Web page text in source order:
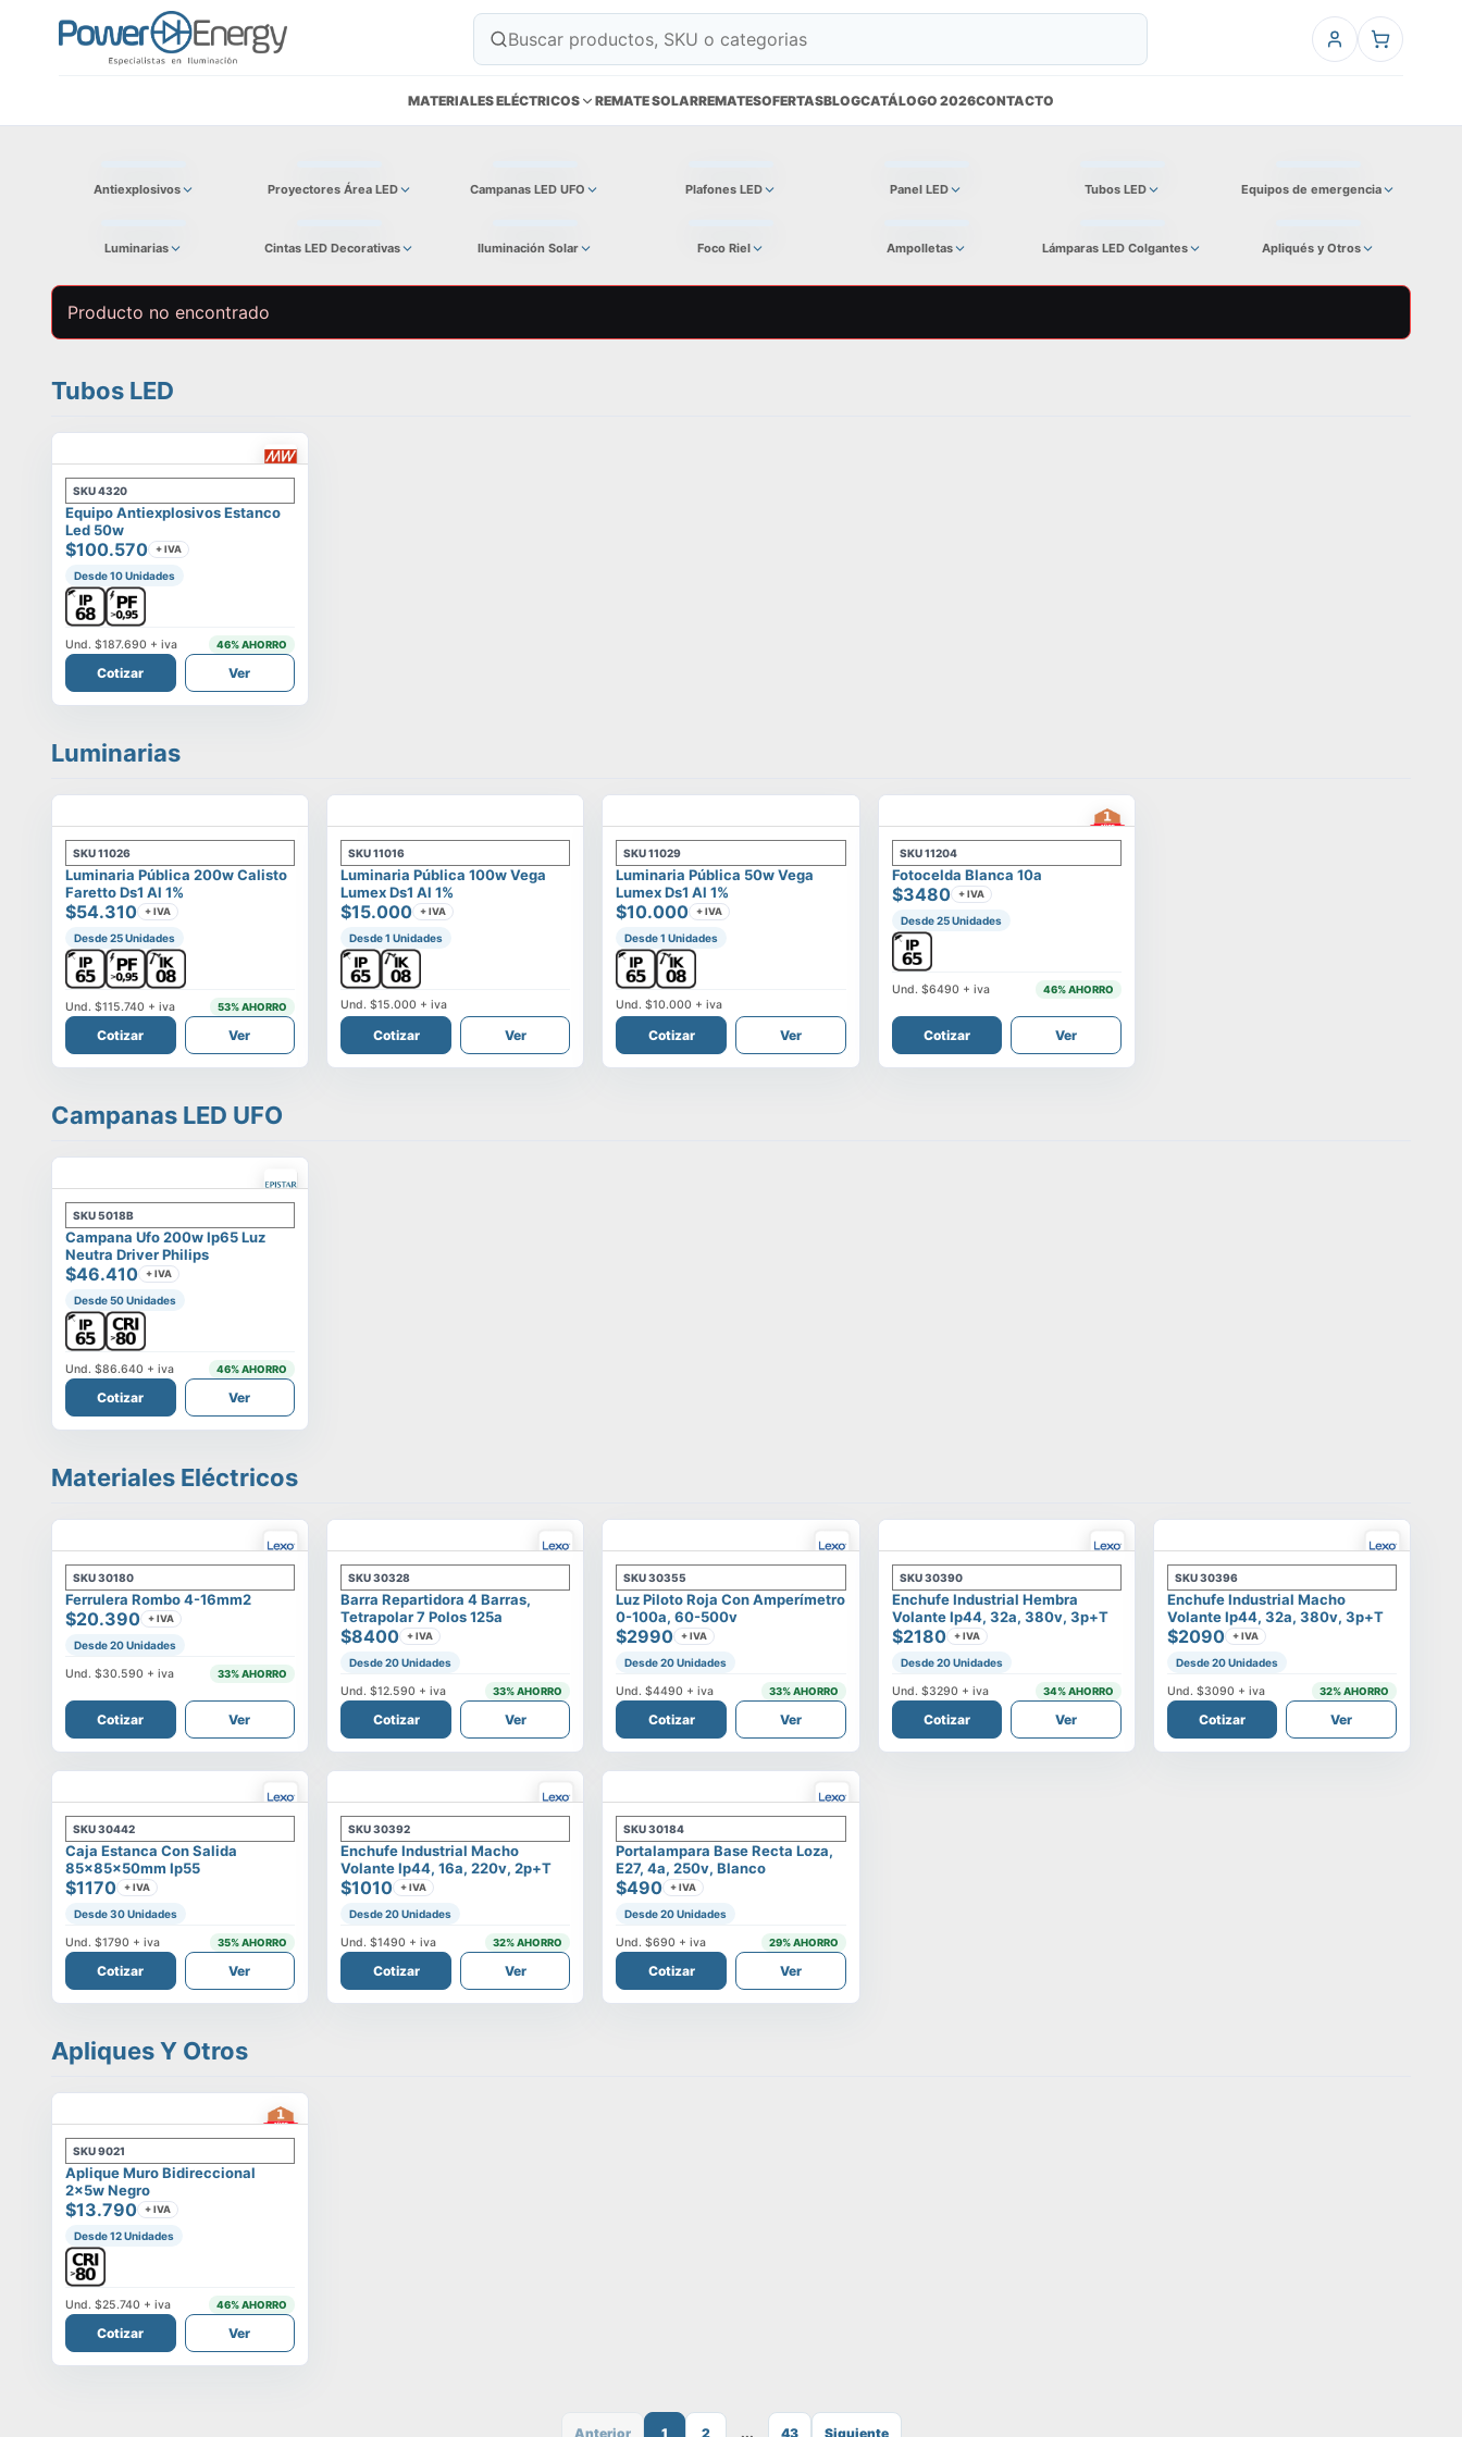
MATERIALES ELÉCTRICOS REMATE SOLARREMATESOFERTASBLOGCATÁLOGO 2026CONTACTO
Antiexplosivos Proyectores Área LED Campanas LED UFO Plafones LED Panel LED Tubos LED Equipos de emergencia
Luminarias Cintas LED Decorativas Iluminación Solar Foco Riel Ampolletas Lámparas LED Colgantes Apliqués y Otros
Producto no encontrado
Tubos LED
SKU4320
Equipo Antiexplosivos Estanco
Led 50w
$100.570 + IVA
Desde 10 Unidades
Und.$187.690 + iva 46% AHORRO
Cotizar Ver
Luminarias
SKU11026
Luminaria Pública 200w Calisto
Faretto Ds1 Al 1%
$54.310 + IVA
Desde 25 Unidades
Und.$115.740 + iva 53% AHORRO
Cotizar Ver
SKU11016
Luminaria Pública 100w Vega
Lumex Ds1 Al 1%
$15.000 + IVA
Desde 1 Unidades
Und.$15.000 + iva
Cotizar Ver
SKU11029
Luminaria Pública 50w Vega
Lumex Ds1 Al 1%
$10.000 + IVA
Desde 1 Unidades
Und.$10.000 + iva
Cotizar Ver
SKU11204
Fotocelda Blanca 10a
$3480 + IVA
Desde 25 Unidades
Und. $6490 + iva 46% AHORRO
Cotizar Ver
Campanas LED UFO
SKU5018B
Campana Ufo 200w Ip65 Luz
Neutra Driver Philips
$46.410 + IVA
Desde 50 Unidades
Und.$86.640 + iva 46% AHORRO
Cotizar Ver
Materiales Eléctricos
SKU30180
Ferrulera Rombo 4-16mm2
$20.390 + IVA
Desde 20 Unidades
Und.$30.590 + iva 33% AHORRO
Cotizar Ver
SKU30328
Barra Repartidora 4 Barras,
Tetrapolar 7 Polos 125a
$8400 + IVA
Desde 20 Unidades
Und.$12.590 + iva 33% AHORRO
Cotizar Ver
SKU30355
Luz Piloto Roja Con Amperímetro
0-100a, 60-500v
$2990 + IVA
Desde 20 Unidades
Und.$4490 + iva 33% AHORRO
Cotizar Ver
SKU30390
Enchufe Industrial Hembra
Volante Ip44, 32a, 380v, 3p+t
$2180 + IVA
Desde 20 Unidades
Und. $3290 + iva 34% AHORRO
Cotizar Ver
SKU30396
Enchufe Industrial Macho
Volante Ip44, 32a, 380v, 3p+t
$2090 + IVA
Desde 20 Unidades
Und. $3090 + iva 32% AHORRO
Cotizar Ver
SKU30442
Caja Estanca Con Salida
85x85x50mm Ip55
$1170 + IVA
Desde 30 Unidades
Und.$1790 + iva 35% AHORRO
Cotizar Ver
SKU30392
Enchufe Industrial Macho
Volante Ip44, 16a, 220v, 2p+t
$1010 + IVA
Desde 20 Unidades
Und.$1490 + iva 32% AHORRO
Cotizar Ver
SKU30184
Portalampara Base Recta Loza,
E27, 4a, 250v, Blanco
$490 + IVA
Desde 20 Unidades
Und.$690 + iva 29% AHORRO
Cotizar Ver
Apliques Y Otros
SKU9021
Aplique Muro Bidireccional
2x5w Negro
$13.790 + IVA
Desde 12 Unidades
Und.$25.740 + iva 46% AHORRO
Cotizar Ver
Anterior 1 2 ... 43 Siguiente